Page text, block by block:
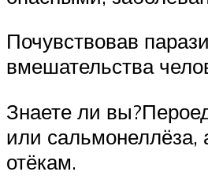
Почувствовав
вмешательства
Знаете ли
или сальмонеллёза,
отёкам.